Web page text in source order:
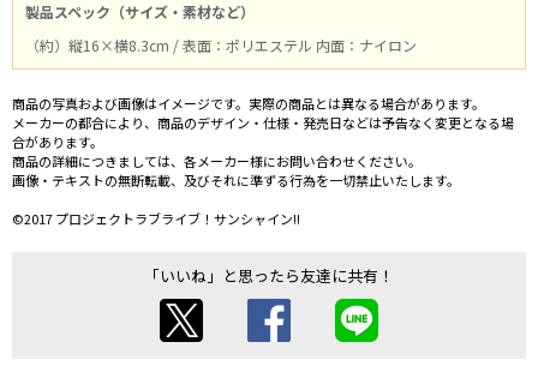
製品スペック（サイズ・素材など）
（約）縦16×横8.3cm / 表面：ポリエステル 内面：ナイロン
商品の写真および画像はイメージです。実際の商品とは異なる場合があります。
メーカーの都合により、商品のデザイン・仕様・発売日などは予告なく変更となる場
合があります。
商品の詳細につきましては、各メーカー様にお問い合わせください。
画像・テキストの無断転載、及びそれに準ずる行為を一切禁止いたします。
©2017 プロジェクトラブライブ！サンシャイン!!
「いいね」と思ったら友達に共有！